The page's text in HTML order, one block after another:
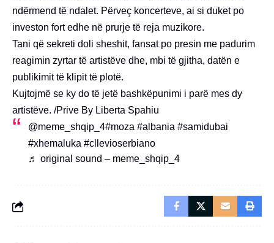
ndërmend të ndalet. Përveç koncerteve, ai si duket po
investon fort edhe në prurje të reja muzikore.
Tani që sekreti doli sheshit, fansat po presin me padurim
reagimin zyrtar të artistëve dhe, mbi të gjitha, datën e
publikimit të klipit të plotë.
Kujtojmë se ky do të jetë bashkëpunimi i parë mes dy
artistëve. /Prive By Liberta Spahiu
@meme_shqip_4#moza #albania #samidubai
#xhemaluka #cllevioserbiano
♬ original sound – meme_shqip_4